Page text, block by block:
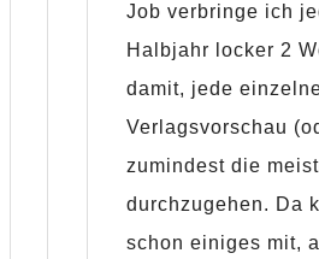
Job verbringe ich
Halbjahr locker 2
damit, jede
Verlagsvorschau
zumindest die
durchzugehen. Da
schon einiges mit,